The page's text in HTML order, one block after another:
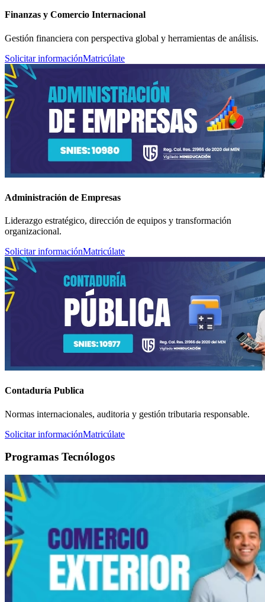
Finanzas y Comercio Internacional
Gestión financiera con perspectiva global y herramientas de análisis.
Solicitar informaciónMatricúlate
Administración de Empresas
Liderazgo estratégico, dirección de equipos y transformación
organizacional.
Solicitar informaciónMatricúlate
Contaduría Publica
Normas internacionales, auditoria y gestión tributaria responsable.
Solicitar informaciónMatricúlate
Programas Tecnólogos